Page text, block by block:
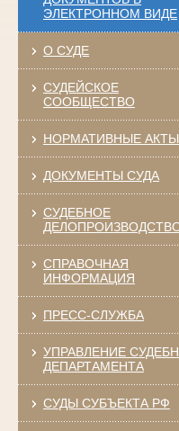
ЭЛЕКТРОННОМ ВИДЕ
О СУДЕ
СУДЕЙСКОЕ
СООБЩЕСТВО
НОРМАТИВНЫЕ АКТЫ
ДОКУМЕНТЫ СУДА
СУДЕБНОЕ
СПРАВОЧНАЯ
ИНФОРМАЦИЯ
ПРЕСС-СЛУЖБА
УПРАВЛЕНИЕ
ДЕПАРТАМЕНТА
СУДЫ СУБЪЕКТА РФ